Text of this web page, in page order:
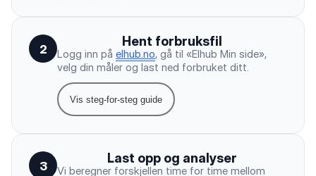
2 Hent forbruksfil
Logg inn på elhub.no, gå til «Elhub Min side»,
velg din måler og last ned forbruket ditt.
Vis steg-for-steg guide
3 Last opp og analyser
Vi beregner forskjellen time for time mellom